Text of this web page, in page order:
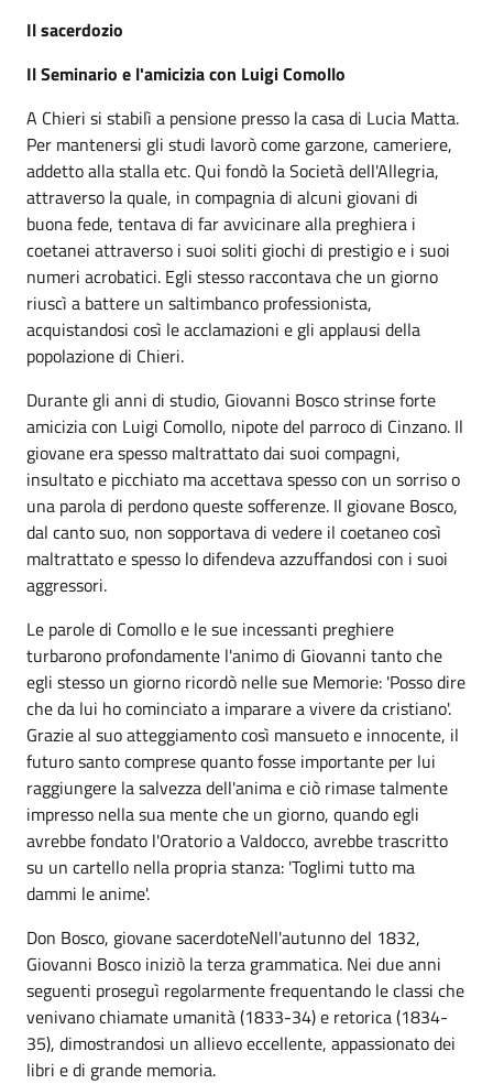
Il sacerdozio
Il Seminario e l'amicizia con Luigi Comollo
A Chieri si stabilì a pensione presso la casa di Lucia Matta.
Per mantenersi gli studi lavorò come garzone, cameriere,
addetto alla stalla etc. Qui fondò la Società dell'Allegria,
attraverso la quale, in compagnia di alcuni giovani di
buona fede, tentava di far avvicinare alla preghiera i
coetanei attraverso i suoi soliti giochi di prestigio e i suoi
numeri acrobatici. Egli stesso raccontava che un giorno
riuscì a battere un saltimbanco professionista,
acquistandosi così le acclamazioni e gli applausi della
popolazione di Chieri.
Durante gli anni di studio, Giovanni Bosco strinse forte
amicizia con Luigi Comollo, nipote del parroco di Cinzano. Il
giovane era spesso maltrattato dai suoi compagni,
insultato e picchiato ma accettava spesso con un sorriso o
una parola di perdono queste sofferenze. Il giovane Bosco,
dal canto suo, non sopportava di vedere il coetaneo così
maltrattato e spesso lo difendeva azzuffandosi con i suoi
aggressori.
Le parole di Comollo e le sue incessanti preghiere
turbarono profondamente l'animo di Giovanni tanto che
egli stesso un giorno ricordò nelle sue Memorie: 'Posso dire
che da lui ho cominciato a imparare a vivere da cristiano'.
Grazie al suo atteggiamento così mansueto e innocente, il
futuro santo comprese quanto fosse importante per lui
raggiungere la salvezza dell'anima e ciò rimase talmente
impresso nella sua mente che un giorno, quando egli
avrebbe fondato l'Oratorio a Valdocco, avrebbe trascritto
su un cartello nella propria stanza: 'Toglimi tutto ma
dammi le anime'.
Don Bosco, giovane sacerdoteNell'autunno del 1832,
Giovanni Bosco iniziò la terza grammatica. Nei due anni
seguenti proseguì regolarmente frequentando le classi che
venivano chiamate umanità (1833-34) e retorica (1834-
35), dimostrandosi un allievo eccellente, appassionato dei
libri e di grande memoria.